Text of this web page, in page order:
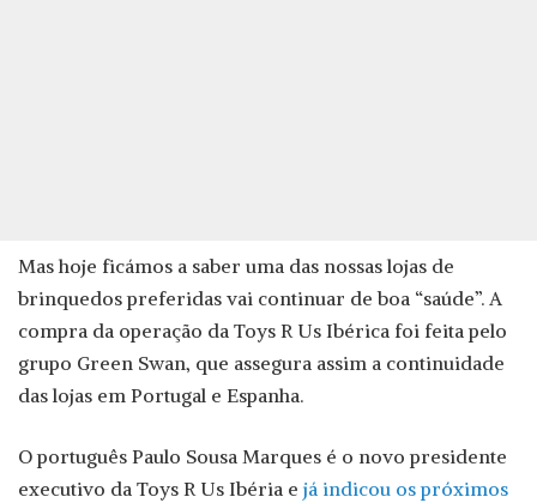
Mas hoje ficámos a saber uma das nossas lojas de
brinquedos preferidas vai continuar de boa “saúde”. A
compra da operação da Toys R Us Ibérica foi feita pelo
grupo Green Swan, que assegura assim a continuidade
das lojas em Portugal e Espanha.
O português Paulo Sousa Marques é o novo presidente
executivo da Toys R Us Ibéria ejá indicou os próximos